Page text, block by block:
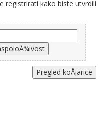
registrirati kako biste utvrdili